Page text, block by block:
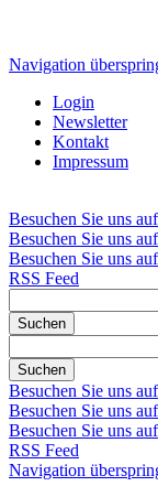
Navigation
Login
Newsletter
Kontakt
Impressum
Besuchen Sie uns
Besuchen Sie uns
Besuchen Sie uns
RSS Feed
Suchen
Suchen
Besuchen Sie uns
Besuchen Sie uns
Besuchen Sie uns
RSS Feed
Navigation